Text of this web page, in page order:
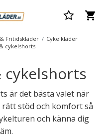
Fritidskläder
Cykelkläder
cykelshorts
cykelshorts
är det bästa valet när
rätt stöd och komfort så
och känna dig